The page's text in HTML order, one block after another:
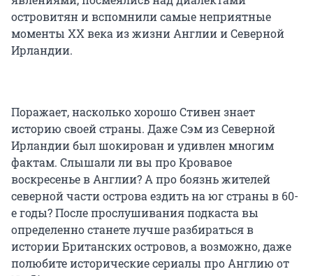
островитян и вспомнили самые неприятные
моменты XX века из жизни Англии и Северной
Ирландии.
Поражает, насколько хорошо Стивен знает
историю своей страны. Даже Сэм из Северной
Ирландии был шокирован и удивлен многим
фактам. Слышали ли вы про Кровавое
воскресенье в Англии? А про боязнь жителей
северной части острова ездить на юг страны в 60-
е годы? После прослушивания подкаста вы
определенно станете лучше разбираться в
истории Британских островов, а возможно, даже
полюбите исторические сериалы про Англию от